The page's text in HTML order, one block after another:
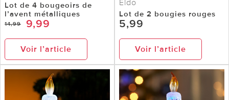
Lot de 4 bougeoirs de
l’avent métalliques
14,99 9,99
Voir l’article
Eldo
Lot de 2 bougies rouges
5,99
Voir l’article